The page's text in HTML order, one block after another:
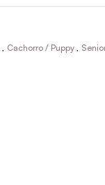
, Cachorro / Puppy ,